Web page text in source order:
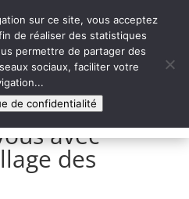
Erreur 2.0
SOLIDAIRE
avec
des
sur ce site, vous acceptez
de réaliser des statistiques
permettre de partager des
sociaux, faciliter votre
de confidentialité